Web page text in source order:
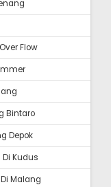
Flow
Bintaro
Depok
Kudus
Malang